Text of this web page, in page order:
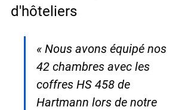
d'hôteliers
« Nous avons équipé nos
42 chambres avec les
coffres HS 458 de
Hartmann lors de notre